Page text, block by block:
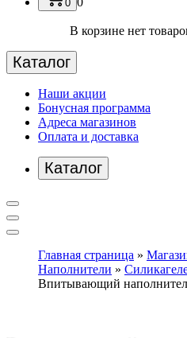
0
В корзине нет
Каталог
Наши акции
Бонусная программа
Адреса магазинов
Оплата и доставка
Каталог
Главная страница »
Наполнители »
Впитывающий